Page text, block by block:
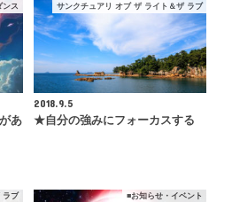
ンス
あ
サンクチュアリ オブ ザ ライト＆ザ ラブ
2018.9.5
★自分の強みにフォーカスする
ラブ ■お知らせ・イベント